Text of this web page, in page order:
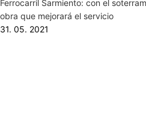
Ferrocarril Sarmiento: con el
obra que mejorará el servicio
31. 05. 2021